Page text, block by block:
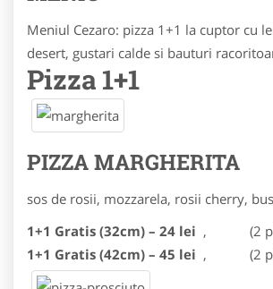
Meniul Cezaro: pizza 1+1 la cuptor cu
desert, gustari calde si bauturi
Pizza 1+1
PIZZA MARGHERITA
sos de rosii, mozzarela, rosii cherry,
1+1 Gratis (32cm) – 24 lei , (2
1+1 Gratis (42cm) – 45 lei , (2